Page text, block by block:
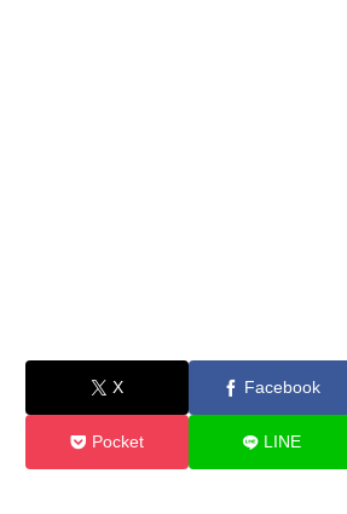
X Facebook
Pocket LINE